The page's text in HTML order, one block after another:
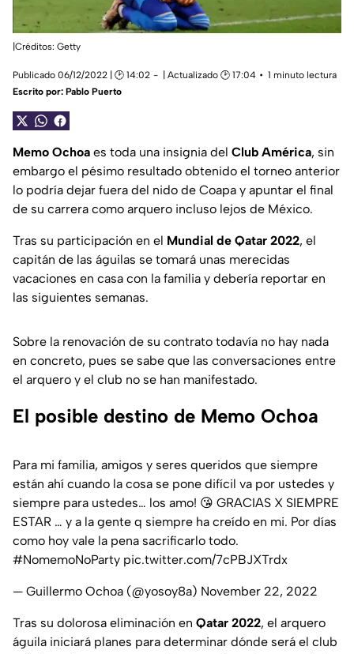
|Créditos: Getty
Publicado 06/12/2022 | 🕑 14:02 | Actualizado 🕑 17:04
1 minuto lectura
Escrito por: Pablo Puerto
Memo Ochoa es toda una insignia del Club América, sin
embargo el pésimo resultado obtenido el torneo anterior
lo podría dejar fuera del nido de Coapa y apuntar el final
de su carrera como arquero incluso lejos de México.
Tras su participación en el Mundial de Qatar 2022, el
capitán de las águilas se tomará unas merecidas
vacaciones en casa con la familia y debería reportar en
las siguientes semanas.
Sobre la renovación de su contrato todavía no hay nada
en concreto, pues se sabe que las conversaciones entre
el arquero y el club no se han manifestado.
El posible destino de Memo Ochoa
Para mi familia, amigos y seres queridos que siempre
están ahí cuando la cosa se pone difícil va por ustedes y
siempre para ustedes… los amo! 😘 GRACIAS X SIEMPRE
ESTAR … y a la gente q siempre ha creído en mi. Por días
como hoy vale la pena sacrificarlo todo.
#NomemoNoParty pic.twitter.com/7cPBJXTrdx
— Guillermo Ochoa (@yosoy8a) November 22, 2022
Tras su dolorosa eliminación en Qatar 2022, el arquero
águila iniciará planes para determinar dónde será el club